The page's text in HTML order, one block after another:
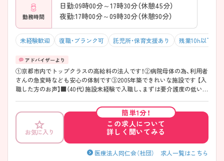
勤務時間
日勤:09時00分～17時30分（休憩45分）
夜勤:17時00分～09時30分（休憩90分）
未経験歓迎 復職・ブランク可 託児所・保育支援あり 残業10h以下（ほ
①京都市内でトップクラスの高給料の法人です！②病院母体の為、利用者
さんの急変時なども安心の体制です③2005年築できれいな施設です 【入
職した方のお声】■（40代）施設未経験で入職し、まずは要介護度の低いフ
お気に入り
簡単1分！
この求人について
詳しく聞いてみる
医療法人同仁会（社団） 求人一覧はこちら